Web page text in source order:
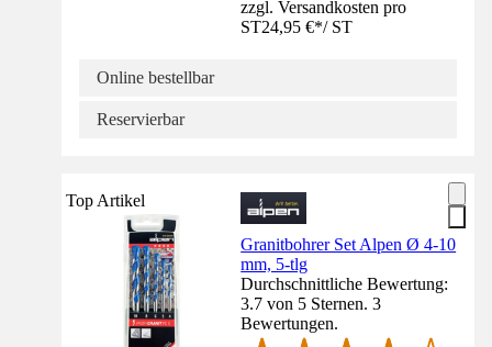
zzgl. Versandkosten pro
ST24,95 €*/ ST
Online bestellbar
Reservierbar
Top Artikel
Granitbohrer Set Alpen Ø 4-10
mm, 5-tlg
Durchschnittliche Bewertung:
3.7 von 5 Sternen. 3
Bewertungen.